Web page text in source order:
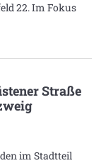
22. Im Fokus
Straße
im Stadtteil